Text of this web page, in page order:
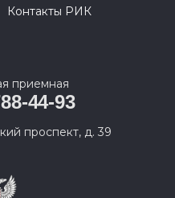
Контакты РИК
приемная
44-93
проспект, д. 39